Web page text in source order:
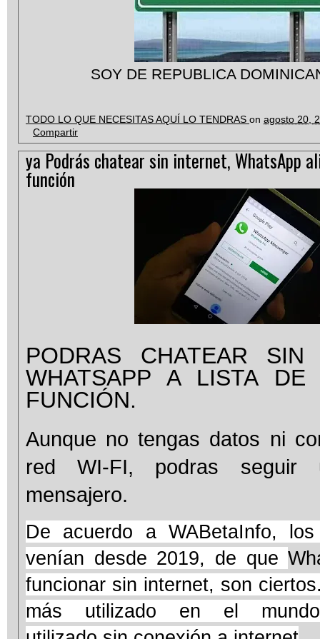
SOY DE REPUBLICA
TODO LO QUE NECESITAS AQUÍ LO TENDRAS on agosto 20,
Compartir
ya Podrás chatear sin internet, WhatsApp
función
PODRAS CHATEAR SIN
WHATSAPP A LISTA DE
FUNCIÓN.
Aunque no tengas datos ni
red WI-FI, podras seguir
mensajero.
De acuerdo a WABetaInfo,
venían desde 2019, de que
funcionar sin internet, son
más utilizado en el